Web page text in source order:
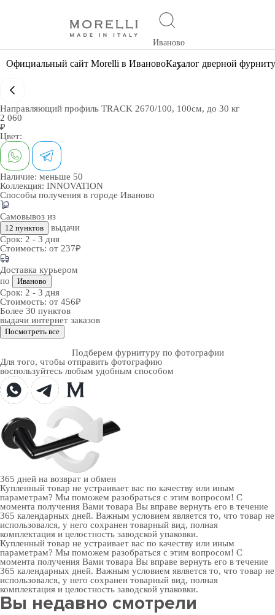
Иваново
Официальный сайт Morelli в ИвановоКаталог дверной
Направляющий профиль TRACK 2670/100, 100см, до 30 кг
2 060
₽
Цвет:
Наличие: меньше 50
Коллекция: INNOVATION
Способы получения в городе Иваново
Самовывоз из
12 пунктов
выдачи
Срок: 2 - 3 дня
Стоимость: от 237₽
Доставка курьером
по
Иваново
Срок: 2 - 3 дня
Стоимость: от 456₽
Более 30 пунктов
выдачи интернет заказов
Посмотреть все
Подберем фурнитуру по фотографии
Для того, чтобы отправить фотографию
воспользуйтесь любым удобным способом
365 дней на возврат и обмен
Купленный товар не устраивает вас по качеству или иным
параметрам? Мы поможем разобраться с этим вопросом! С
момента получения Вами товара Вы вправе вернуть его в течение
365 календарных дней. Важным условием является то, что товар не
использовался, у него сохранен товарный вид, полная
комплектация и целостность заводской упаковки.
Купленный товар не устраивает вас по качеству или иным
параметрам? Мы поможем разобраться с этим вопросом! С
момента получения Вами товара Вы вправе вернуть его в течение
365 календарных дней. Важным условием является то, что товар не
использовался, у него сохранен товарный вид, полная
комплектация и целостность заводской упаковки.
Вы недавно смотрели